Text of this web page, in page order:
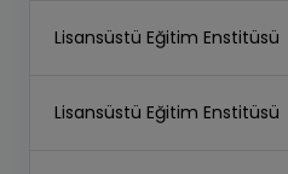
Lisansüstü Eğitim Enstitüsü
Lisansüstü Eğitim Enstitüsü